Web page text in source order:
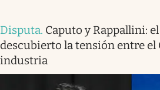
Disputa. Caputo y Rappallini:
descubierto la tensión entre el
industria